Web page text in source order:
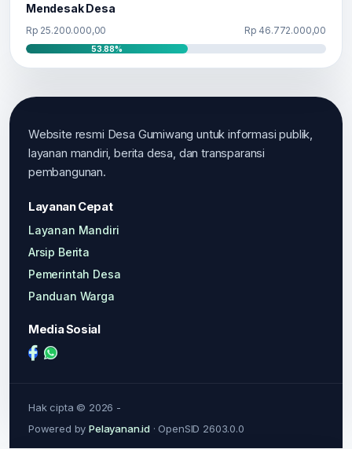
Mendesak Desa
Rp 25.200.000,00 Rp 46.772.000,00
53.88%
Website resmi Desa Gumiwang untuk informasi publik,
layanan mandiri, berita desa, dan transparansi
pembangunan.
Layanan Cepat
Layanan Mandiri
Arsip Berita
Pemerintah Desa
Panduan Warga
Media Sosial
Hak cipta © 2026 -
Powered byPelayanan.id · OpenSID 2603.0.0